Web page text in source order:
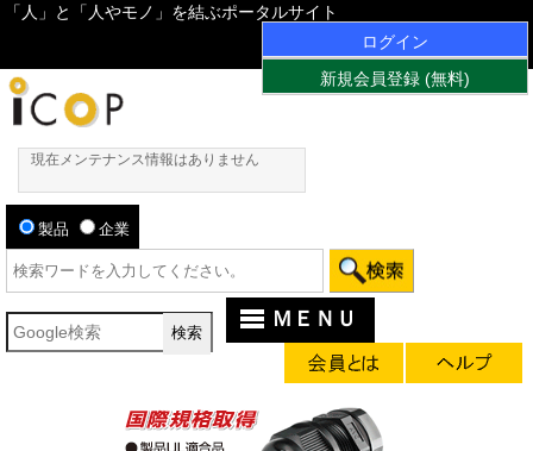
「人」と「人やモノ」を結ぶポータルサイト
ログイン
新規会員登録 (無料)
現在メンテナンス情報はありません
製品 企業
ＭＥＮＵ